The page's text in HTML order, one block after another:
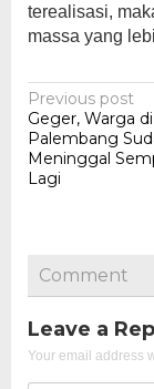
terealisasi,
massa yang
Post
Previous post
Geger, Warga di
Palembang
Meninggal
Lagi
Comment
Leave a
Your email address